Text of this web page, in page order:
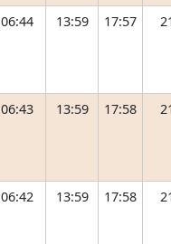
06:44 13:59 17:57
06:43 13:59 17:58
06:42 13:59 17:58